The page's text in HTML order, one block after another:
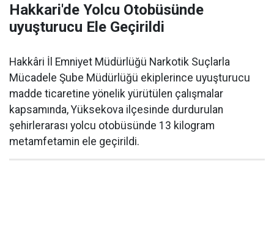
Hakkari'de Yolcu Otobüsünde
uyuşturucu Ele Geçirildi
Hakkâri İl Emniyet Müdürlüğü Narkotik Suçlarla
Mücadele Şube Müdürlüğü ekiplerince uyuşturucu
madde ticaretine yönelik yürütülen çalışmalar
kapsamında, Yüksekova ilçesinde durdurulan
şehirlerarası yolcu otobüsünde 13 kilogram
metamfetamin ele geçirildi.